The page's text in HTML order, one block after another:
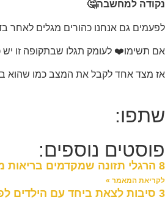
נקודה למחשבה🤔
לפעמים גם אנחנו כהורים מגלים לאחר
אם תשימו❤️ לעומק תגלו שבתקופה זו יש
אז מצד אחד לקבל את המצב כמו שהוא
שתפו:
פוסטים נוספים:
8 הרגלי תזונה שמקדמים בריאות משפחתית
לקריאת המאמר »
3 סיבות לצאת ביחד עם הילדים לפעילות ספורט